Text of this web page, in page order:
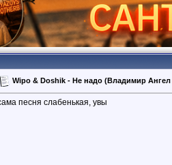
Wipo & Doshik - Не надо (Владимир Ангел
песня слабенькая, увы